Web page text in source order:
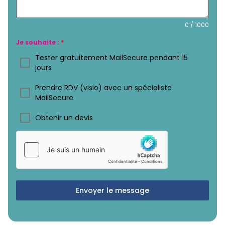
0 / 1000
Je souhaite : *
Tester gratuitement MailSecure pendant 15
jours
Prendre RDV (visio) avec un spécialiste
MailSecure
Obtenir un devis
Envoyer le message